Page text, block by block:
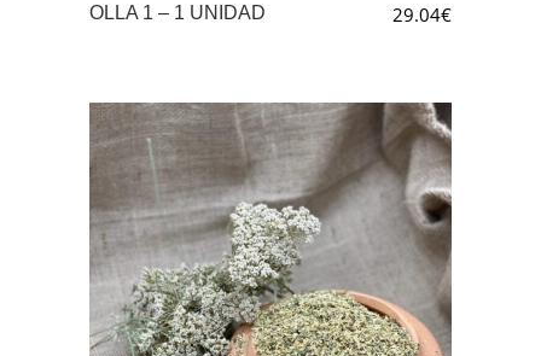
OLLA 1 – 1 UNIDAD 29.04€